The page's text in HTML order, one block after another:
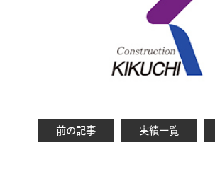
前の記事 実績一覧